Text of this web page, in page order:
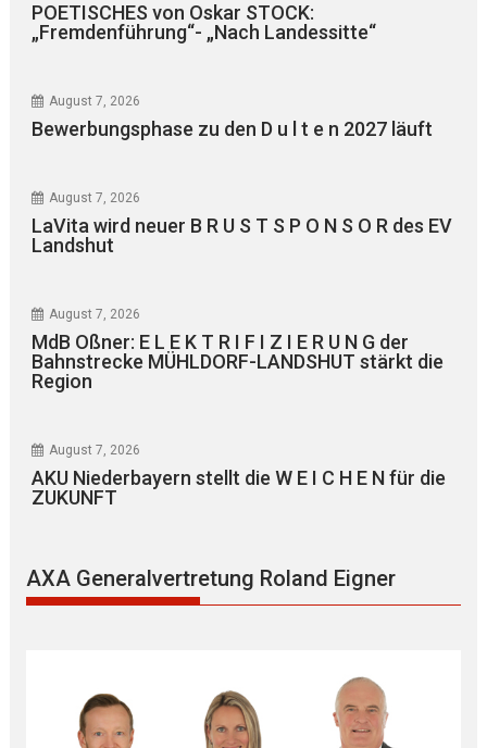
POETISCHES von Oskar STOCK:
„Fremdenführung“- „Nach Landessitte“
August 7, 2026
Bewerbungsphase zu den D u l t e n 2027 läuft
August 7, 2026
LaVita wird neuer B R U S T S P O N S O R des EV
Landshut
August 7, 2026
MdB Oßner: E L E K T R I F I Z I E R U N G der
Bahnstrecke MÜHLDORF-LANDSHUT stärkt die
Region
August 7, 2026
AKU Niederbayern stellt die W E I C H E N für die
ZUKUNFT
AXA Generalvertretung Roland Eigner